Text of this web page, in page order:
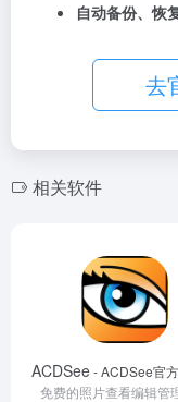
自动备份、恢
去
相关软件
ACDSee- ACDSee官
免费的照片查看编辑管